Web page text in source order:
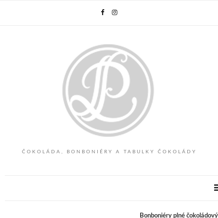
ČOKOLÁDA, BONBONIÉRY A TABULKY ČOKOLÁDY
Bonboniéry plné